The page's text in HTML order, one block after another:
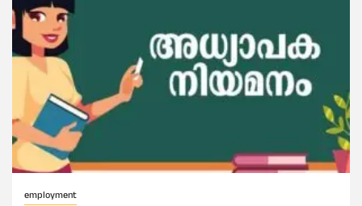
employment